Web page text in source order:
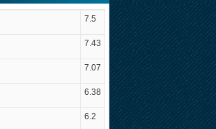
7.5
7.43
7.07
6.38
6.2